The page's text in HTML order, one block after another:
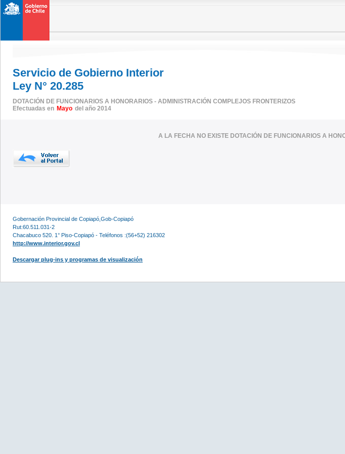
Servicio de Gobierno Interior
Ley N° 20.285
DOTACIÓN DE FUNCIONARIOS A HONORARIOS - ADMINISTRACIÓN COMPLEJOS FRONTERIZOS
Efectuadas en Mayo del año 2014
A LA FECHA NO EXISTE DOTACIÓN DE FUNCIONARIOS A
Gobernación Provincial de Copiapó,Gob-Copiapó
Rut:60.511.031-2
Chacabuco 520. 1° Piso-Copiapó - Teléfonos :(56+52) 216302
http://www.interior.gov.cl
Descargar plug-ins y programas de visualización